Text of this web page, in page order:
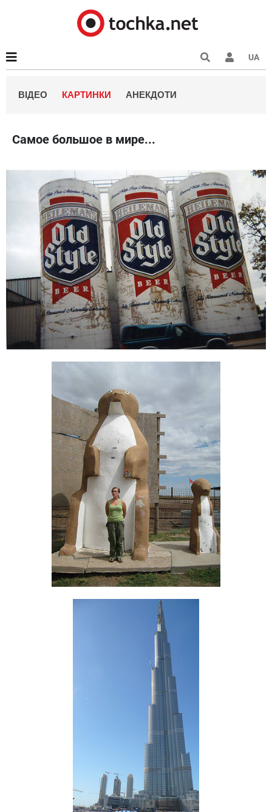
UA
ВІДЕО КАРТИНКИ АНЕКДОТИ
Самое большое в мире...